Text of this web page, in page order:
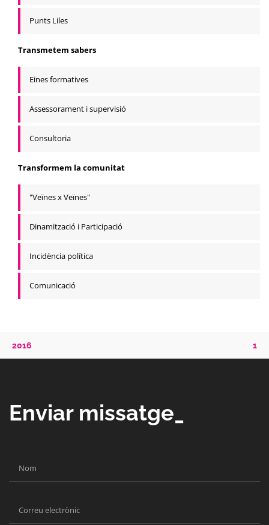
Punts Liles
Transmetem sabers
Eines formatives
Assessorament i supervisió
Consultoria
Transformem la comunitat
"Veïnes x Veïnes"
Dinamització i Participació
Incidència política
Comunicació
2016 1
Enviar missatge_